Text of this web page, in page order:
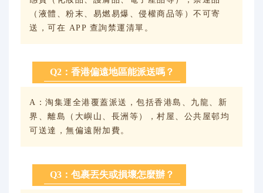
（液體、粉末、易燃易爆、侵權商品等）不可寄
送，可在 APP 查詢禁運清單。
Q2：香港偏遠地區能派送嗎？
A：淘集運全港覆蓋派送，包括香港島、九龍、新
界、離島（大嶼山、長洲等），村屋、公共屋邨均
可送達，無偏遠附加費。
Q3：包裹丟失或損壞怎麼辦？